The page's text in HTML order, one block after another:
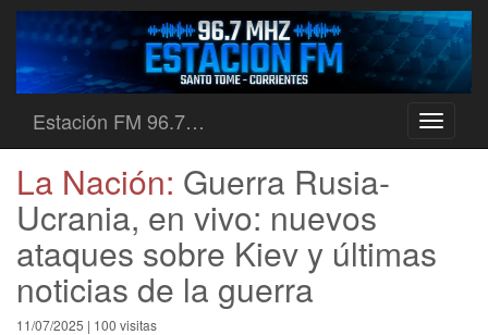
Toggle
Estación FM 96.7…
La Nación: Guerra Rusia-
Ucrania, en vivo: nuevos
ataques sobre Kiev y últimas
noticias de la guerra
11/07/2025 | 100 visitas